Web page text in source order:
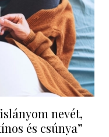
nevét,
és csúnya”